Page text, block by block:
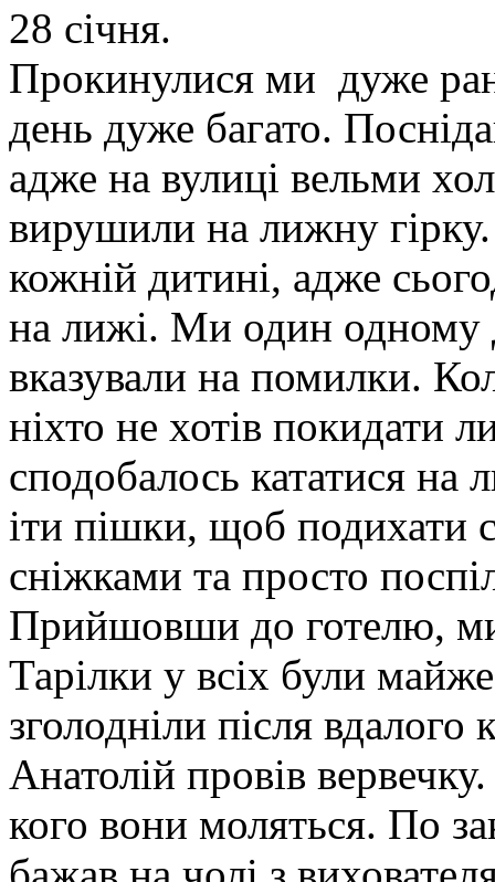
28 січня.
Прокинулися ми дуже
день дуже багато.
адже на вулиці вельми
вирушили на лижну
кожній дитині, адже
на лижі. Ми один одному
вказували на помилки.
ніхто не хотів покидати
сподобалось кататися
іти пішки, щоб подихати
сніжками та просто
Прийшовши до готелю, ми
Тарілки у всіх були
зголодніли після
Анатолій провів
кого вони моляться. По